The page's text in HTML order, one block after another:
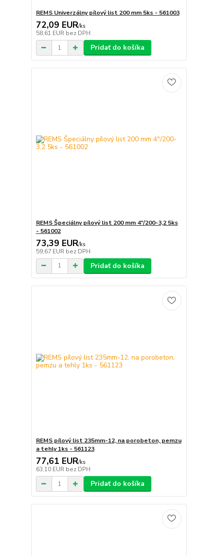
REMS Univerzálny pílový list 200 mm 5ks - 561003
72,09 EUR/ks
58,61 EUR bez DPH
Pridať do košíka
REMS Špeciálny pílový list 200 mm 4"/200-3,2 5ks
- 561002
73,39 EUR/ks
59,67 EUR bez DPH
Pridať do košíka
REMS pílový list 235mm-12, na porobeton, pemzu
a tehly 1ks - 561123
77,61 EUR/ks
63,10 EUR bez DPH
Pridať do košíka